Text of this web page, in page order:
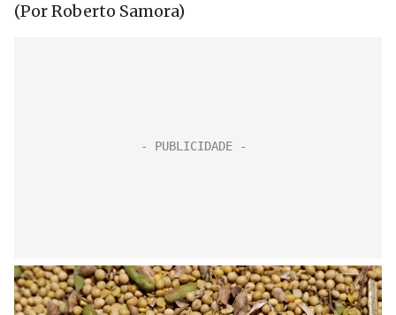
(Por Roberto Samora)